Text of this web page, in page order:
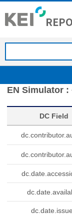
EN Simulator :
DC Field